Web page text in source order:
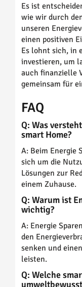
Es ist
wie wir durch
unseren
einen positiven
Es lohnt sich, in
investieren, um
auch finanzielle
gemeinsam für
FAQ
Q: Was
smart Home?
A: Beim Energie
sich um die
Lösungen zur
einem Zuhause.
Q: Warum ist
wichtig?
A: Energie
den
senken und
leisten.
Q: Welche